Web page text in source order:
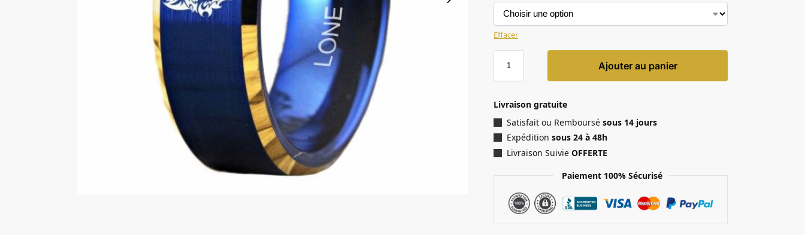
Effacer
Ajouter au panier
Livraison gratuite
Satisfait ou Remboursésous 14 jours
Expédition sous 24 à 48h
Livraison SuivieOFFERTE
Paiement 100% Sécurisé